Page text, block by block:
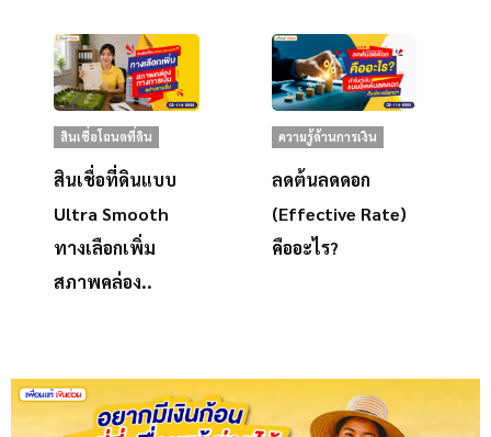
สินเชื่อโฉนดที่ดิน
สินเชื่อที่ดินแบบ
Ultra Smooth
ทางเลือกเพิ่ม
สภาพคล่อง..
ความรู้ด้านการเงิน
ลดต้นลดดอก
(Effective Rate)
คืออะไร?